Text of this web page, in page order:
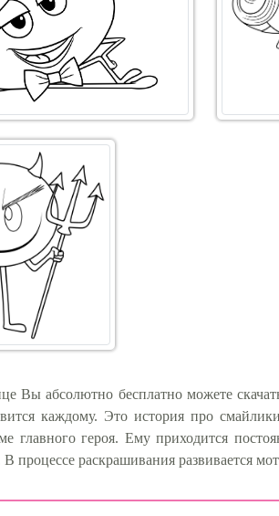
Вы абсолютно бесплатно можете
каждому. Это история про
главного героя. Ему приходится
раскрашивания развивается